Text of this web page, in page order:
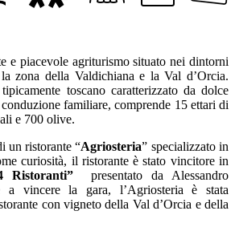
e piacevole agriturismo situato nei dintorni
zona della Valdichiana e la Val d’Orcia.
toscano caratterizzato da dolce
familiare, comprende 15 ettari di
e 700 olive.
un ristorante “Agriosteria” specializzato in
curiosità, il ristorante è stato vincitore in
Ristoranti” presentato da Alessandro
a vincere la gara, l’Agriosteria è stata
con vigneto della Val d’Orcia e della